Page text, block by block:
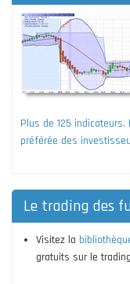
Plus de 125
préférée des
Le trading des
Visitez la
gratuits sur le